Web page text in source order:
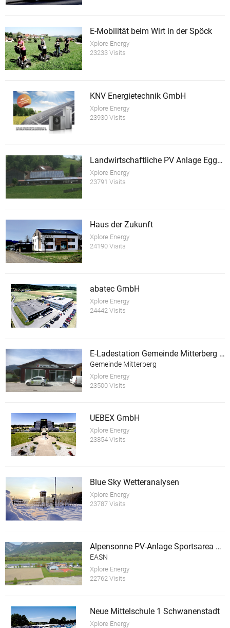
E-Mobilität beim Wirt in der Spöck
Xplore Energy
23233 Visits
KNV Energietechnik GmbH
Xplore Energy
23930 Visits
Landwirtschaftliche PV Anlage Eggmaier
Xplore Energy
23791 Visits
Haus der Zukunft
Xplore Energy
24190 Visits
abatec GmbH
Xplore Energy
24442 Visits
E-Ladestation Gemeinde Mitterberg St.Martin
Gemeinde Mitterberg
Xplore Energy
23500 Visits
UEBEX GmbH
Xplore Energy
23854 Visits
Blue Sky Wetteranalysen
Xplore Energy
23787 Visits
Alpensonne PV-Anlage Sportsarea Grimming
EASN
Xplore Energy
22762 Visits
Neue Mittelschule 1 Schwanenstadt
Xplore Energy